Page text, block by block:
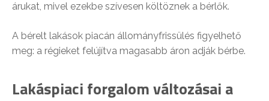
árukat, mivel ezekbe szívesen költöznek a bérlők.
A bérelt lakások piacán állományfrissülés figyelhető
meg: a régieket felújítva magasabb áron adják bérbe.
Lakáspiaci forgalom változásai a